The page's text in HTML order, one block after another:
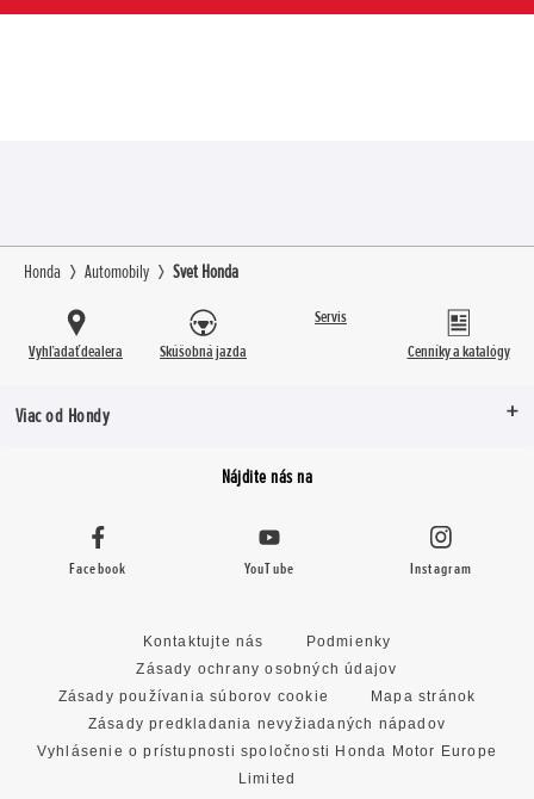
Honda Automobily Svet Honda
Vyhľadať dealera Skúšobná jazda
Servis
Cenníky a katalógy
Viac od Hondy
Nájdite nás na
Facebook YouTube Instagram
Kontaktujte nás
Podmienky
Zásady ochrany osobných údajov
Zásady používania súborov cookie
Mapa stránok
Zásady predkladania nevyžiadaných nápadov
Vyhlásenie o prístupnosti spoločnosti Honda Motor Europe
Limited